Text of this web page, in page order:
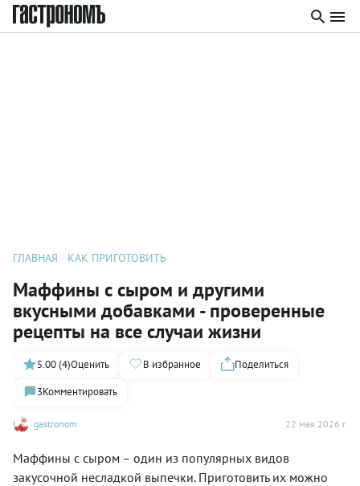
ГЛАВНАЯ КАК ПРИГОТОВИТЬ
Маффины с сыром и другими
вкусными добавками - проверенные
рецепты на все случаи жизни
gastronom 22 мая 2026 г.
5.00 (4)Оценить В избранное
Поделиться
3Комментировать
Маффины с сыром – один из популярных видов
закусочной несладкой выпечки. Приготовить их можно